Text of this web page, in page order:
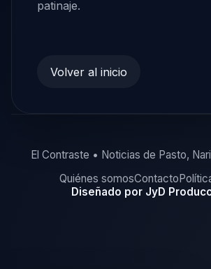
patinaje.
Volver al inicio
El Contraste • Noticias de Pasto,
Quiénes somosContacto
Diseñado por JyD